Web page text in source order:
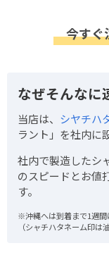
今す
なぜそんなに
当店は、 シヤチハ
ラント」を社内に
社内で製造したシ
のスピードとお値
す。
※沖縄へは到着まで1週間
（シャチハタネーム印は